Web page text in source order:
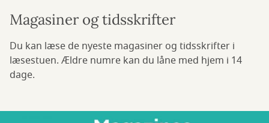
Magasiner og tidsskrifter
Du kan læse de nyeste magasiner og tidsskrifter i
læsestuen. Ældre numre kan du låne med hjem i 14
dage.